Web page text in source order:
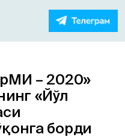
– 2020»
«Йўл
борди